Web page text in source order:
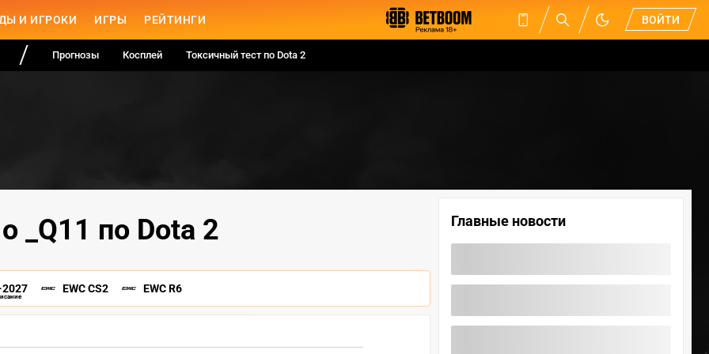
И ИГРОКИ ИГРЫ РЕЙТИНГИ ВОЙТИ
Прогнозы Косплей Токсичный тест по Dota 2
_Q11 по Dota 2
EWC CS2 EWC R6
Главные новости